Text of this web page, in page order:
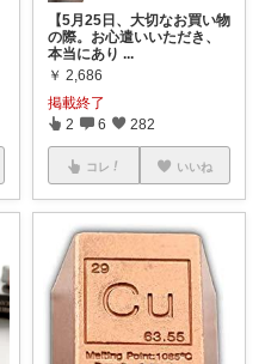
【5月25日、大切なお買い物
の際。お心遣いいただき、
本当にあり ...
￥ 2,686
掲載終了
2 6 282
コレ いいね